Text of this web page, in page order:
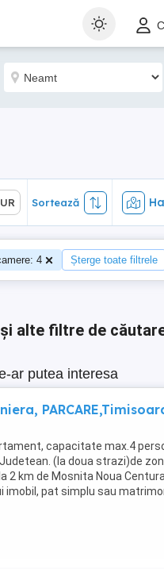
Sortează
4 Șterge toate filtrele
alte filtre de
ar putea interesa
capacitate max.4
(la doua strazi)de
2 km de Mosnita Noua Centura.
imobil, pat simplu sau